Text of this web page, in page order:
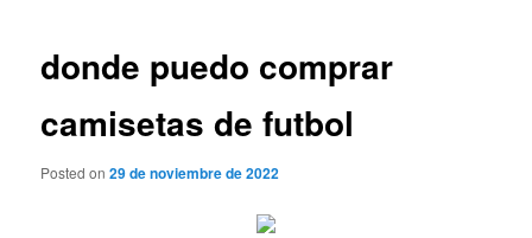
donde puedo comprar
camisetas de futbol
Posted on29 de noviembre de 2022